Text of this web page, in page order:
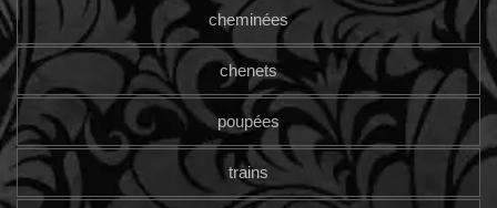
cheminées
chenets
poupées
trains